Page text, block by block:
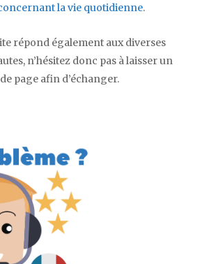
la vie quotidienne.
répond également aux diverses
n’hésitez donc pas à laisser un
page afin d’échanger.